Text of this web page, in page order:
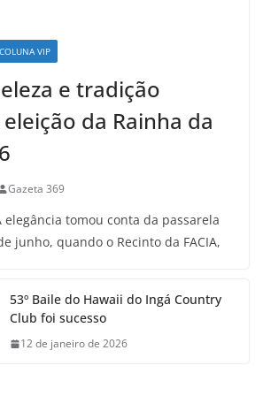
COLUNA VIP
e tradição
da Rainha da
Gazeta 369
elegância tomou conta da passarela
junho, quando o Recinto da FACIA,
53º Baile do Hawaii do Ingá Country
Club foi sucesso
12 de janeiro de 2026